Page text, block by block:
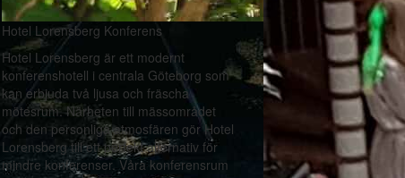
Hotel Lorensberg Konferens
Hotel Lorensberg är ett modernt
konferenshotell i centrala Göteborg som
kan erbjuda två ljusa och fräscha
mötesrum. Närheten till mässområdet
och den personliga atmosfären gör Hotel
Lorensberg till ett perfekt alternativ för
mindre konferenser. Våra konferensrum